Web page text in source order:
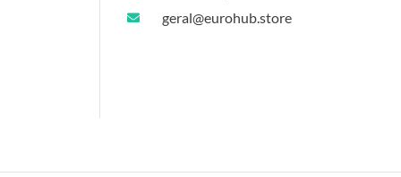
geral@eurohub.store